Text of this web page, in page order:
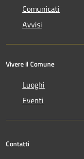
Comunicati
Avvisi
Vivere il Comune
Luoghi
Eventi
Contatti